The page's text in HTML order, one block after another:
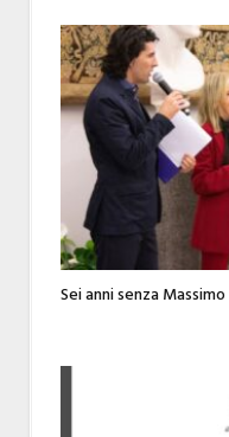
Sei anni senza